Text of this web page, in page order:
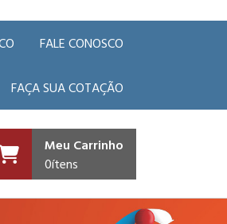
FALE CONOSCO
FAÇA SUA COTAÇÃO
Meu Carrinho
0ítens